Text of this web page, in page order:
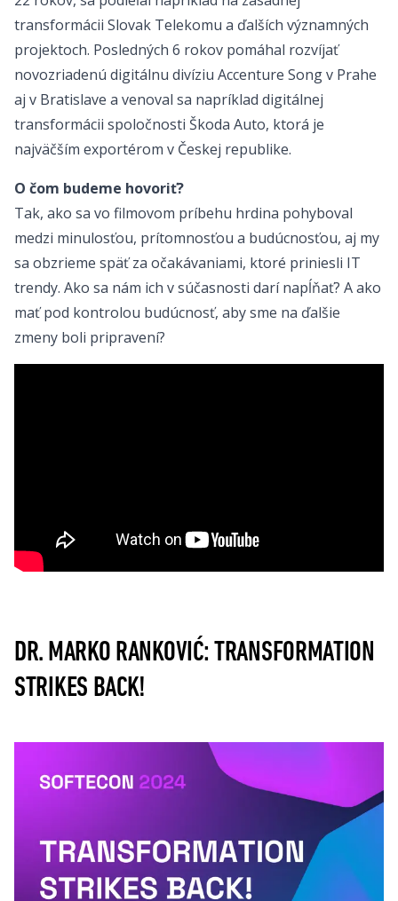
transformácii Slovak Telekomu a ďalších významných
projektoch. Posledných 6 rokov pomáhal rozvíjať
novozriadenú digitálnu divíziu Accenture Song v Prahe
aj v Bratislave a venoval sa napríklad digitálnej
transformácii spoločnosti Škoda Auto, ktorá je
najväčším exportérom v Českej republike.
O čom budeme hovoriť?
Tak, ako sa vo filmovom príbehu hrdina pohyboval
medzi minulosťou, prítomnosťou a budúcnosťou, aj my
sa obzrieme späť za očakávaniami, ktoré priniesli IT
trendy. Ako sa nám ich v súčasnosti darí napĺňať? A ako
mať pod kontrolou budúcnosť, aby sme na ďalšie
zmeny boli pripravení?
DR. MARKO RANKOVIĆ: TRANSFORMATION
STRIKES BACK!